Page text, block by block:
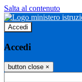
Salta al contenuto
Accedi
Accedi
button close ×